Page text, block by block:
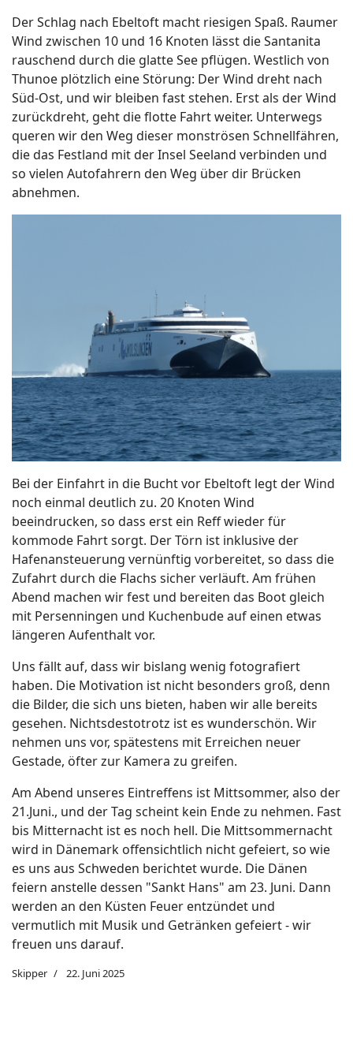
Der Schlag nach Ebeltoft macht riesigen Spaß. Raumer
Wind zwischen 10 und 16 Knoten lässt die Santanita
rauschend durch die glatte See pflügen. Westlich von
Thunoe plötzlich eine Störung: Der Wind dreht nach
Süd-Ost, und wir bleiben fast stehen. Erst als der Wind
zurückdreht, geht die flotte Fahrt weiter. Unterwegs
queren wir den Weg dieser monströsen Schnellfähren,
die das Festland mit der Insel Seeland verbinden und
so vielen Autofahrern den Weg über dir Brücken
abnehmen.
Bei der Einfahrt in die Bucht vor Ebeltoft legt der Wind
noch einmal deutlich zu. 20 Knoten Wind
beeindrucken, so dass erst ein Reff wieder für
kommode Fahrt sorgt. Der Törn ist inklusive der
Hafenansteuerung vernünftig vorbereitet, so dass die
Zufahrt durch die Flachs sicher verläuft. Am frühen
Abend machen wir fest und bereiten das Boot gleich
mit Persenningen und Kuchenbude auf einen etwas
längeren Aufenthalt vor.
Uns fällt auf, dass wir bislang wenig fotografiert
haben. Die Motivation ist nicht besonders groß, denn
die Bilder, die sich uns bieten, haben wir alle bereits
gesehen. Nichtsdestotrotz ist es wunderschön. Wir
nehmen uns vor, spätestens mit Erreichen neuer
Gestade, öfter zur Kamera zu greifen.
Am Abend unseres Eintreffens ist Mittsommer, also der
21.Juni., und der Tag scheint kein Ende zu nehmen. Fast
bis Mitternacht ist es noch hell. Die Mittsommernacht
wird in Dänemark offensichtlich nicht gefeiert, so wie
es uns aus Schweden berichtet wurde. Die Dänen
feiern anstelle dessen "Sankt Hans" am 23. Juni. Dann
werden an den Küsten Feuer entzündet und
vermutlich mit Musik und Getränken gefeiert - wir
freuen uns darauf.
Skipper 22. Juni 2025